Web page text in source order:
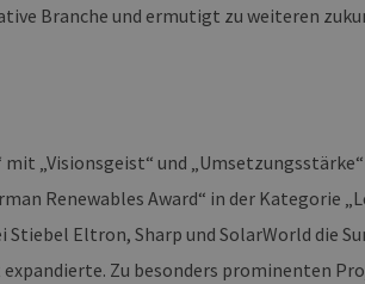
Branche und ermutigt zu weiteren
„Visionsgeist“ und
Renewables Award“ in der Kategorie
Eltron, Sharp und SolarWorld die
Zu besonders prominenten